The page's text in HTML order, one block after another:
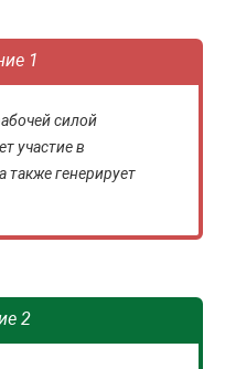
1
силой
участие в
также генерирует
2